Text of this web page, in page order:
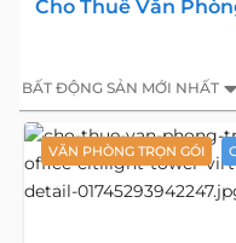
Cho Thuê Văn
BẤT ĐỘNG SẢN MỚI NHẤT
VĂN PHÒNG TRỌN GÓI